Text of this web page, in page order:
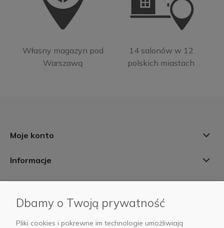
Własny magazyn pod
Warszawą
14 salonów w 12
polskich miastach
Moje konto
Informacje
AB Foto
Dbamy o Twoją prywatność
Pliki cookies i pokrewne im technologie umożliwiają